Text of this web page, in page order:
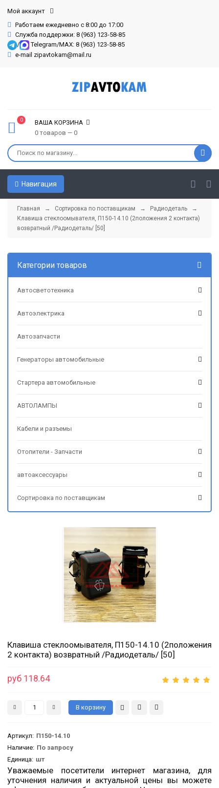
Мой аккаунт
Работаем ежедневно с 8:00 до 17:00
Служба поддержки: 8 (963) 123-58-85
/
Telegram/MAX: 8 (963) 123-58-85
e-mail zipavtokam@mail.ru
0
ВАША КОРЗИНА
0 товаров — 0
Навигация
Главная → Сортировка по поставщикам → Радиодеталь
→
Клавиша стеклоомывателя, П150-14.10 (2положения 2 контакта)
возвратный /Радиодеталь/ [50]
Категории товаров
Автосветотехника
Автоэлектрика
Автозапчасти
Генераторы автомобильные
Стартера автомобильные
АВТОЛАМПЫ
Кабели и разъемы
Отопители - Запчасти
автоаксессуары
Сортировка по поставщикам
Клавиша стеклоомывателя, П150-14.10 (2положения
2 контакта) возвратный /Радиодеталь/ [50]
руб 118.64
Артикул: П150-14.10
Наличие: По запросу
Единица: шт
Уважаемые посетители интернет магазина, для
уточнения наличия и актуальной цены вы можете